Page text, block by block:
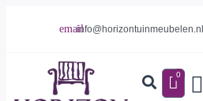
info@horizontuinmeubelen.nl
0